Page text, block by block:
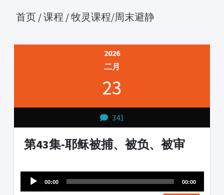
首页 /课程 /牧灵课程/周末避静
2026
二月
23
341
第43集-耶稣被捕、被负、被审
Player
00:00 00:00